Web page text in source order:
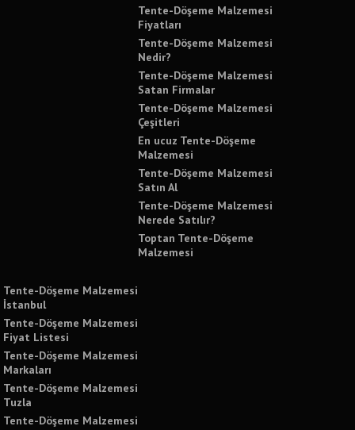
Tente-Döşeme Malzemesi
Fiyatları
Tente-Döşeme Malzemesi
Nedir?
Tente-Döşeme Malzemesi
Satan Firmalar
Tente-Döşeme Malzemesi
Çeşitleri
En ucuz Tente-Döşeme
Malzemesi
Tente-Döşeme Malzemesi
Satın Al
Tente-Döşeme Malzemesi
Nerede Satılır?
Toptan Tente-Döşeme
Malzemesi
Tente-Döşeme Malzemesi
İstanbul
Tente-Döşeme Malzemesi
Fiyat Listesi
Tente-Döşeme Malzemesi
Markaları
Tente-Döşeme Malzemesi
Tuzla
Tente-Döşeme Malzemesi